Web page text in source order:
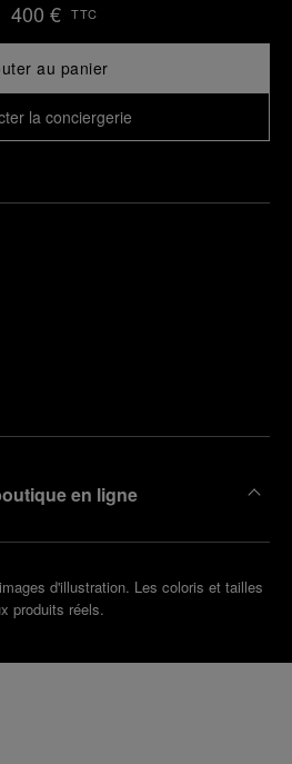
400 € TTC
au panier
la conciergerie
en ligne
d'illustration. Les coloris et tailles
produits réels.